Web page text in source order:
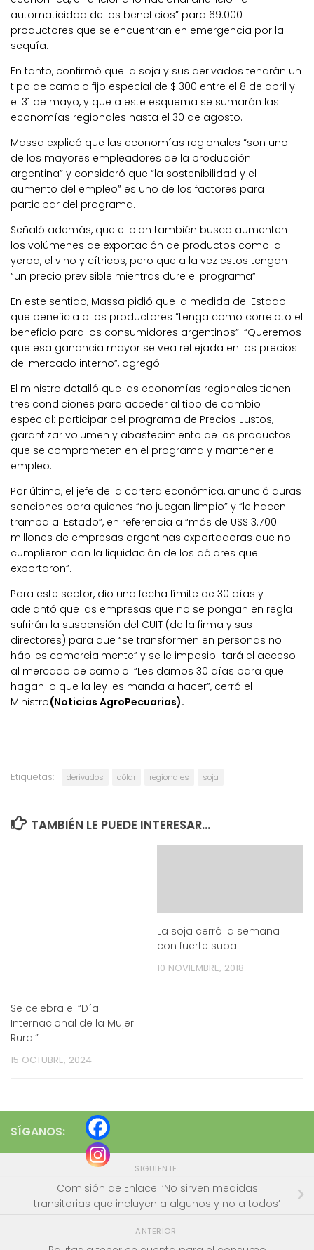
automaticidad de los beneficios” para 69.000
productores que se encuentran en emergencia por la
sequía.
En tanto, confirmó que la soja y sus derivados tendrán un
tipo de cambio fijo especial de $ 300 entre el 8 de abril y
el 31 de mayo, y que a este esquema se sumarán las
economías regionales hasta el 30 de agosto.
Massa explicó que las economías regionales “son uno
de los mayores empleadores de la producción
argentina” y consideró que “la sostenibilidad y el
aumento del empleo” es uno de los factores para
participar del programa.
Señaló además, que el plan también busca aumenten
los volúmenes de exportación de productos como la
yerba, el vino y cítricos, pero que a la vez estos tengan
“un precio previsible mientras dure el programa”.
En este sentido, Massa pidió que la medida del Estado
que beneficia a los productores “tenga como correlato el
beneficio para los consumidores argentinos”. “Queremos
que esa ganancia mayor se vea reflejada en los precios
del mercado interno”, agregó.
El ministro detalló que las economías regionales tienen
tres condiciones para acceder al tipo de cambio
especial: participar del programa de Precios Justos,
garantizar volumen y abastecimiento de los productos
que se comprometen en el programa y mantener el
empleo.
Por último, el jefe de la cartera económica, anunció duras
sanciones para quienes “no juegan limpio” y “le hacen
trampa al Estado”, en referencia a “más de U$S 3.700
millones de empresas argentinas exportadoras que no
cumplieron con la liquidación de los dólares que
exportaron”.
Para este sector, dio una fecha límite de 30 días y
adelantó que las empresas que no se pongan en regla
sufrirán la suspensión del CUIT (de la firma y sus
directores) para que “se transformen en personas no
hábiles comercialmente” y se le imposibilitará el acceso
al mercado de cambio. “Les damos 30 días para que
hagan lo que la ley les manda a hacer”, cerró el
Ministro(Noticias AgroPecuarias).
Etiquetas: derivados dólar regionales soja
TAMBIÉN LE PUEDE INTERESAR...
Se celebra el “Día
Internacional de la Mujer
Rural”
15 OCTUBRE, 2024
La soja cerró la semana
con fuerte suba
10 NOVIEMBRE, 2018
SÍGANOS:
SIGUIENTE
Comisión de Enlace: ‘No sirven medidas
transitorias que incluyen a algunos y no a todos’
ANTERIOR